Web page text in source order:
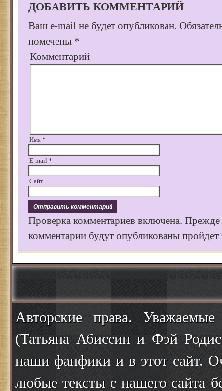
ДОБАВИТЬ КОММЕНТАРИЙ
Ваш e-mail не будет опубликован.
помечены *
Комментарий
Имя *
E-mail *
Сайт
Проверка комментариев включена.
комментарии будут опубликованы пройдет
Авторские права.
(Татьяна Абиссин и Фэй
наши фанфики и в этот сайт.
любые тексты с нашего сайта